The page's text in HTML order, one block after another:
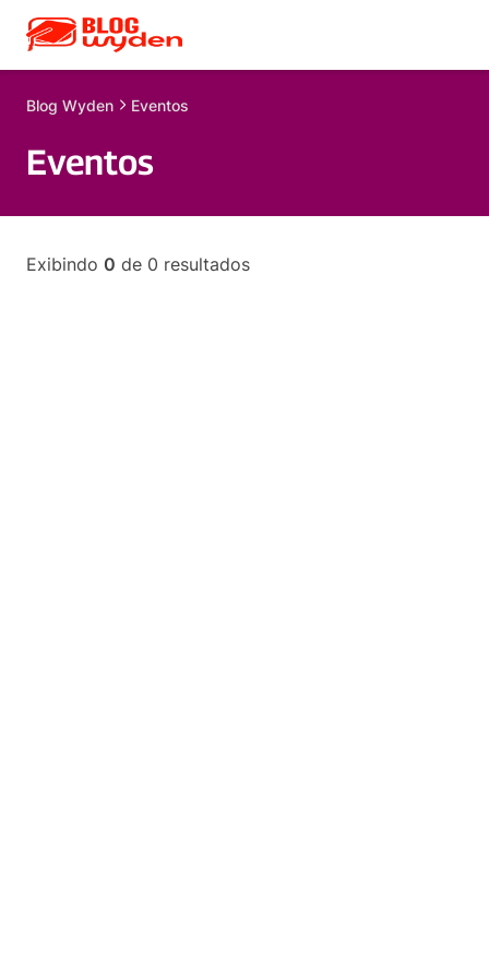
Blog Wyden Eventos
Eventos
Exibindo 0 de 0 resultados